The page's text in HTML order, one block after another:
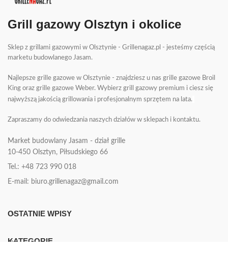
Grill gazowy Olsztyn i okolice
Sklep z grillami gazowymi w Olsztynie - Grillenagaz.pl - jesteśmy częścią
marketu budowlanego Jasam.
Najlepsze grille gazowe w Olsztynie - znajdziesz u nas grille gazowe Broil
King oraz grille gazowe Weber. Wybierz grill gazowy premium i ciesz się
najwyższą jakością grillowania i profesjonalnym sprzętem na lata.
Zapraszamy do odwiedzania naszych działów w sklepach i kontaktu.
Market budowlany Jasam - dział grille
10-450 Olsztyn, Piłsudskiego 66
Tel.: +48 723 990 018
E-mail: biuro.grillenagaz@gmail.com
OSTATNIE WPISY
KATEGORIE